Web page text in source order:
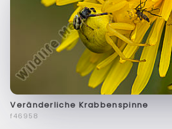
Veränderliche Krabbenspinne
f46958